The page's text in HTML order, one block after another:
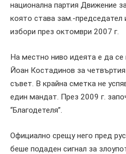
национална партия Движение
която става зам.-председател
избори през октомври 2007 г.
На местно ниво идеята е да се
Йоан Костадинов за
съвет. В крайна сметка не
един мандат. През 2009 г.
“Благодетеля”.
Официално срещу него пред
беше подаден сигнал за